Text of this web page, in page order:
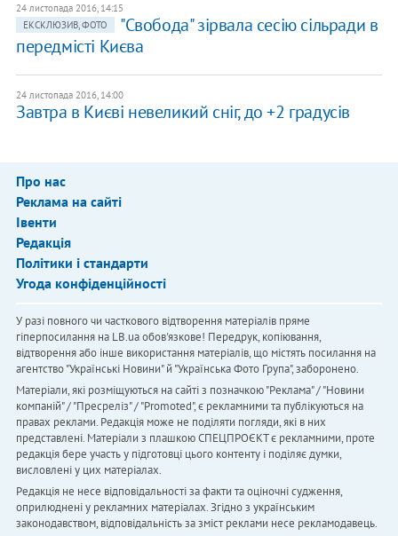
24 листопада 2016, 14:15
ЕКСКЛЮЗИВ, ФОТО
"Свобода" зірвала сесію сільради в
передмісті Києва
24 листопада 2016, 14:00
Завтра в Києві невеликий сніг, до +2 градусів
Про нас
Реклама на сайті
Івенти
Редакція
Політики і стандарти
Угода конфіденційності
У разі повного чи часткового відтворення матеріалів пряме
гіперпосилання на LB.ua обов'язкове! Передрук, копіювання,
відтворення або інше використання матеріалів, що містять посилання на
агентство "Українськi Новини" й "Українська Фото Група", заборонено.
Матеріали, які розміщуються на сайті з позначкою "Реклама" / "Новини
компаній" / "Пресреліз" / "Promoted", є рекламними та публікуються на
правах реклами. Редакція може не поділяти погляди, які в них
представлені. Матеріали з плашкою СПЕЦПРОЄКТ є рекламними, проте
редакція бере участь у підготовці цього контенту і поділяє думки,
висловлені у цих матеріалах.
Редакція не несе відповідальності за факти та оціночні судження,
оприлюднені у рекламних матеріалах. Згідно з українським
законодавством, відповідальність за зміст реклами несе рекламодавець.